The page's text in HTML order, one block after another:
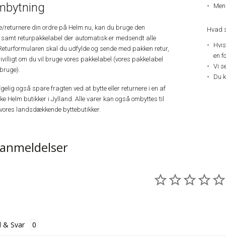
returnere din ordre på Helm.nu, kan du bruge den
returpakkelabel der automatisk er medsendt alle
skal du udfylde og sende med pakken retur,
om du vil bruge vores pakkelabel (vores pakkelabel
også spare fragten ved at bytte eller returnere i en af
Helm butikker i Jylland. Alle varer kan også ombyttes til
landsdækkende byttebutikker.
Hvad
en
Vi
Du
& Svar